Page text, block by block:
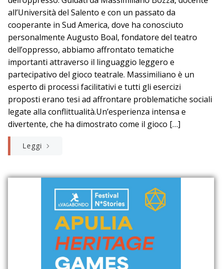
all’Università del Salento e con un passato da
cooperante in Sud America, dove ha conosciuto
personalmente Augusto Boal, fondatore del teatro
dell’oppresso, abbiamo affrontato tematiche
importanti attraverso il linguaggio leggero e
partecipativo del gioco teatrale. Massimiliano è un
esperto di processi facilitativi e tutti gli esercizi
proposti erano tesi ad affrontare problematiche sociali
legate alla conflittualità.Un’esperienza intensa e
divertente, che ha dimostrato come il gioco […]
Leggi